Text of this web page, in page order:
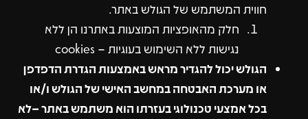
חווית המשתמש של הגולש באתר.
חלק מהאופציות המוצעות באתרנו הן ללא
נגישות ללא השימוש בעוגיות – cookies
הגולש יכול להגדיר מראש באמצעות הגדרת הדפדפן
או מערכת האבטחה במחשב האישי של הגולש ו/או
בכל אמצעי טכנולוגי בעזרתו הוא משתמש באתר –לא